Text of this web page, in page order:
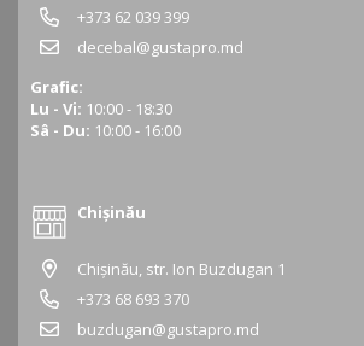
+373 62 039 399
decebal@gustapro.md
Grafic:
Lu - Vi: 10:00 - 18:30
Sâ - Du: 10:00 - 16:00
Chișinău
Chișinău, str. Ion Buzdugan 1
+373 68 693 370
buzdugan@gustapro.md